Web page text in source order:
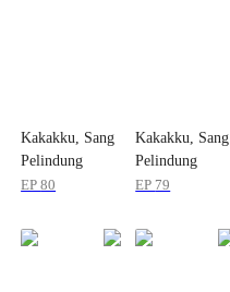
Kakakku, Sang
Pelindung
EP80
Kakakku, Sang
Pelindung
EP 79